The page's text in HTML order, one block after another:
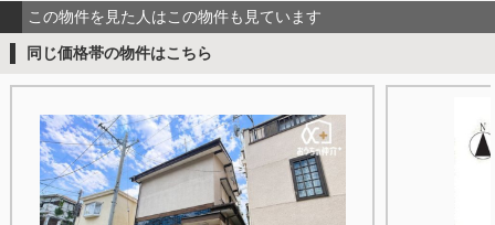
この物件を見た人はこの物件も見ています
同じ価格帯の物件はこちら